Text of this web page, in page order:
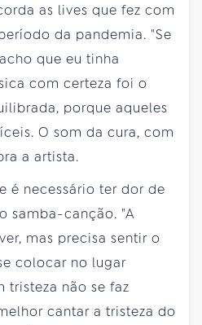
as lives que fez com
da pandemia. "Se
que eu tinha
com certeza foi o
porque aqueles
O som da cura, com
a artista.
é necessário ter dor de
samba-canção. "A
mas precisa sentir o
colocar no lugar
tristeza não se faz
cantar a tristeza do